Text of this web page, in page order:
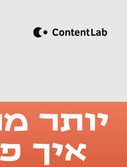
יותר
איך